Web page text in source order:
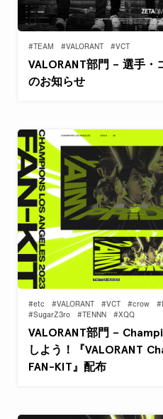
#TEAM #VALORANT #VCT
VALORANT部門 – 選手・
のお知らせ
#etc #VALORANT #VCT #crow
#SugarZ3ro
#TENNN #XQQ
VALORANT部門 –
しよう！『VALORANT
FAN-KIT』配布